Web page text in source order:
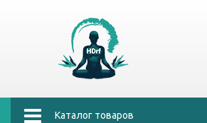
Каталог товаров